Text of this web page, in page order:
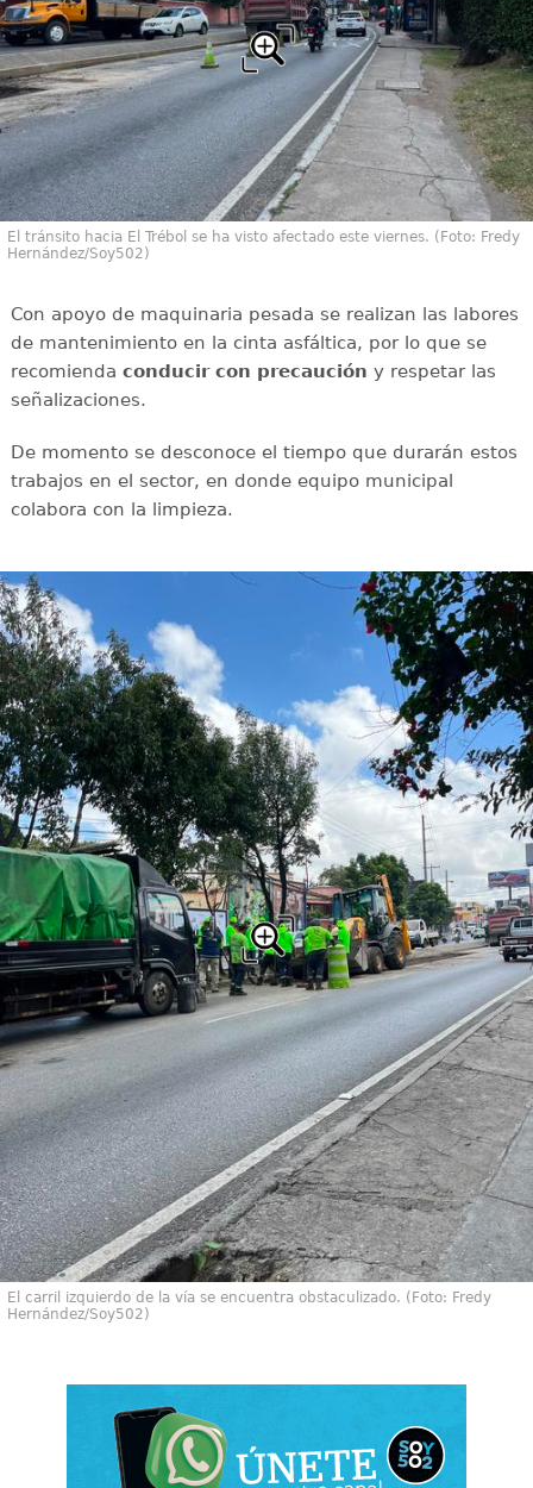
El tránsito hacia El Trébol se ha visto afectado este viernes. (Foto: Fredy
Hernández/Soy502)
Con apoyo de maquinaria pesada se realizan las labores
de mantenimiento en la cinta asfáltica, por lo que se
recomienda conducir con precaución y respetar las
señalizaciones.
De momento se desconoce el tiempo que durarán estos
trabajos en el sector, en donde equipo municipal
colabora con la limpieza.
El carril izquierdo de la vía se encuentra obstaculizado. (Foto: Fredy
Hernández/Soy502)